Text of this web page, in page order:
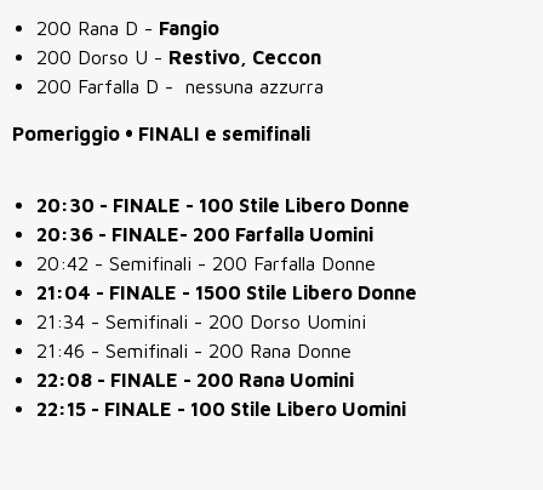
200 Rana D - Fangio
200 Dorso U - Restivo, Ceccon
200 Farfalla D - nessuna azzurra
Pomeriggio • FINALI e semifinali
20:30 - FINALE - 100 Stile Libero Donne
20:36 - FINALE- 200 Farfalla Uomini
20:42 - Semifinali - 200 Farfalla Donne
21:04 - FINALE - 1500 Stile Libero Donne
21:34 - Semifinali - 200 Dorso Uomini
21:46 - Semifinali - 200 Rana Donne
22:08 - FINALE - 200 Rana Uomini
22:15 - FINALE - 100 Stile Libero Uomini